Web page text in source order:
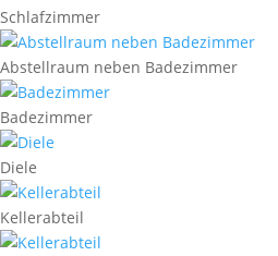
Schlafzimmer
Abstellraum neben Badezimmer
Badezimmer
Diele
Kellerabteil